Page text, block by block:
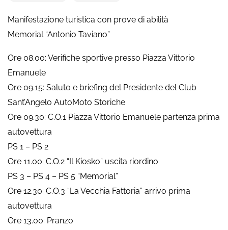
Manifestazione turistica con prove di abilità
Memorial “Antonio Taviano”
Ore 08.00: Verifiche sportive presso Piazza Vittorio
Emanuele
Ore 09.15: Saluto e briefing del Presidente del Club
Sant’Angelo AutoMoto Storiche
Ore 09.30: C.O.1 Piazza Vittorio Emanuele partenza prima
autovettura
PS 1 – PS 2
Ore 11.00: C.O.2 “Il Kiosko” uscita riordino
PS 3 – PS 4 – PS 5 “Memorial”
Ore 12.30: C.O.3 “La Vecchia Fattoria” arrivo prima
autovettura
Ore 13.00: Pranzo